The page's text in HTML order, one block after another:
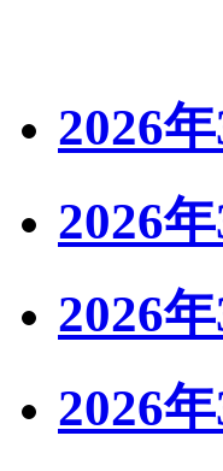
2026
2026
2026
2026